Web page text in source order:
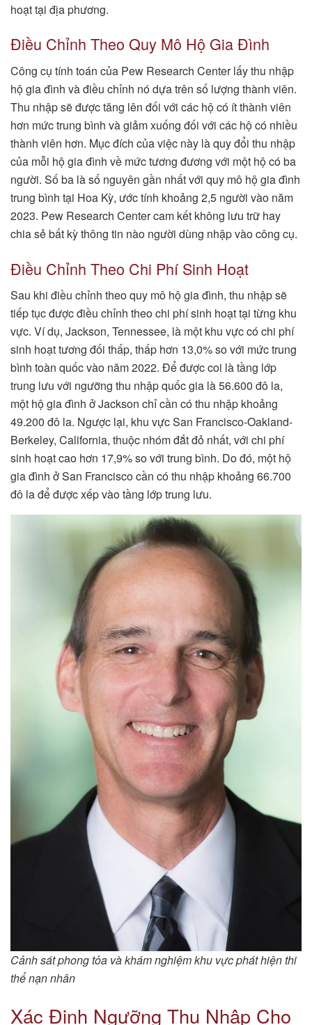
hoạt tại địa phương.
Điều Chỉnh Theo Quy Mô Hộ Gia Đình
Công cụ tính toán của Pew Research Center lấy thu nhập
hộ gia đình và điều chỉnh nó dựa trên số lượng thành viên.
Thu nhập sẽ được tăng lên đối với các hộ có ít thành viên
hơn mức trung bình và giảm xuống đối với các hộ có nhiều
thành viên hơn. Mục đích của việc này là quy đổi thu nhập
của mỗi hộ gia đình về mức tương đương với một hộ có ba
người. Số ba là số nguyên gần nhất với quy mô hộ gia đình
trung bình tại Hoa Kỳ, ước tính khoảng 2,5 người vào năm
2023. Pew Research Center cam kết không lưu trữ hay
chia sẻ bất kỳ thông tin nào người dùng nhập vào công cụ.
Điều Chỉnh Theo Chi Phí Sinh Hoạt
Sau khi điều chỉnh theo quy mô hộ gia đình, thu nhập sẽ
tiếp tục được điều chỉnh theo chi phí sinh hoạt tại từng khu
vực. Ví dụ, Jackson, Tennessee, là một khu vực có chi phí
sinh hoạt tương đối thấp, thấp hơn 13,0% so với mức trung
bình toàn quốc vào năm 2022. Để được coi là tầng lớp
trung lưu với ngưỡng thu nhập quốc gia là 56.600 đô la,
một hộ gia đình ở Jackson chỉ cần có thu nhập khoảng
49.200 đô la. Ngược lại, khu vực San Francisco-Oakland-
Berkeley, California, thuộc nhóm đắt đỏ nhất, với chi phí
sinh hoạt cao hơn 17,9% so với trung bình. Do đó, một hộ
gia đình ở San Francisco cần có thu nhập khoảng 66.700
đô la để được xếp vào tầng lớp trung lưu.
Cảnh sát phong tỏa và khám nghiệm khu vực phát hiện thi
thể nạn nhân
Xác Định Ngưỡng Thu Nhập Cho